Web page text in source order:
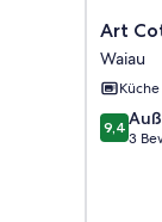
Art
Cottage
Waiau
Art
Waiau
Küche
9.4
von
9,4
3